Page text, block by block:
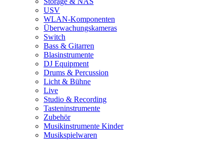
USV
WLAN-Komponenten
Überwachungskameras
Switch
Bass & Gitarren
Blasinstrumente
DJ Equipment
Drums & Percussion
Licht & Bühne
Live
Studio & Recording
Tasteninstrumente
Zubehör
Musikinstrumente Kinder
Musikspielwaren